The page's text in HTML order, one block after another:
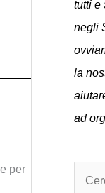
per
tutti e
negli
la
ad